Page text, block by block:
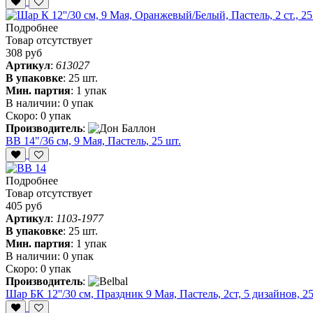
Подробнее
Товар отсутствует
308 руб
Артикул: 613027
В упаковке: 25 шт.
Мин. партия: 1 упак
В наличии: 0 упак
Скоро: 0 упак
Производитель:
ВВ 14"/36 см, 9 Мая, Пастель, 25 шт.
Подробнее
Товар отсутствует
405 руб
Артикул: 1103-1977
В упаковке: 25 шт.
Мин. партия: 1 упак
В наличии: 0 упак
Скоро: 0 упак
Производитель:
Шар БК 12''/30 см, Праздник 9 Мая, Пастель, 2ст, 5 дизайнов,